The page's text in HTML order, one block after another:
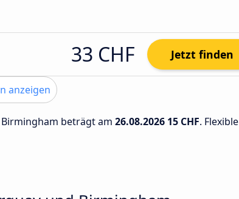
33 CHF Jetzt finden
anzeigen
beträgt am 26.08.2026 15 CHF. Flexible